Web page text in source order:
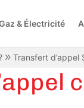
& Électricité
Transfert d’appel